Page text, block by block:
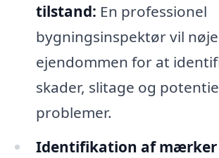
tilstand: En professionel
bygningsinspektør vil
ejendommen for at
skader, slitage og
problemer.
Identifikation af mærker